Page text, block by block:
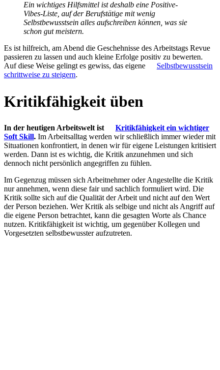
Ein wichtiges Hilfsmittel ist deshalb eine Positive-
Vibes-Liste, auf der Berufstätige mit wenig
Selbstbewusstsein alles aufschreiben können, was sie
schon gut meistern.
Es ist hilfreich, am Abend die Geschehnisse des Arbeitstags Revue
passieren zu lassen und auch kleine Erfolge positiv zu bewerten.
Auf diese Weise gelingt es gewiss, das eigene
Selbstbewusstsein
schrittweise zu steigern.
Kritikfähigkeit üben
In der heutigen Arbeitswelt ist
Kritikfähigkeit ein wichtiger
Soft Skill. Im Arbeitsalltag werden wir schließlich immer wieder mit
Situationen konfrontiert, in denen wir für eigene Leistungen kritisiert
werden. Dann ist es wichtig, die Kritik anzunehmen und sich
dennoch nicht persönlich angegriffen zu fühlen.
Im Gegenzug müssen sich Arbeitnehmer oder Angestellte die Kritik
nur annehmen, wenn diese fair und sachlich formuliert wird. Die
Kritik sollte sich auf die Qualität der Arbeit und nicht auf den Wert
der Person beziehen. Wer Kritik als selbige und nicht als Angriff auf
die eigene Person betrachtet, kann die gesagten Worte als Chance
nutzen. Kritikfähigkeit ist wichtig, um gegenüber Kollegen und
Vorgesetzten selbstbewusster aufzutreten.